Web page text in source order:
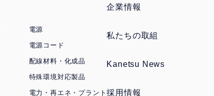
電源
電源コード
配線材料・化成品
特殊環境対応製品
電力・再エネ・プラント
企業情報
私たちの取組
Kanetsu News
採用情報